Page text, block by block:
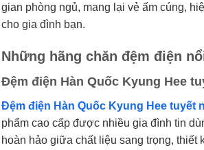
gian phòng ngủ, mang lại vẻ ấm cúng,
cho gia đình bạn.
Những hãng chăn đệm điện
Đệm điện Hàn Quốc Kyung Hee
Đệm điện Hàn Quốc Kyung Hee tuyết
phẩm cao cấp được nhiều gia đình tin
hoàn hảo giữa chất liệu sang trọng, thiết